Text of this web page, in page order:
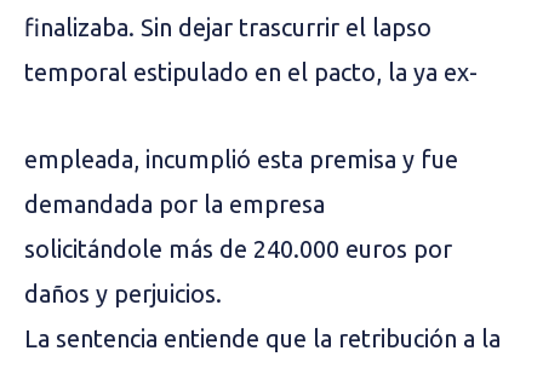
finalizaba. Sin dejar trascurrir el lapso
temporal estipulado en el pacto, la ya ex-
empleada, incumplió esta premisa y fue
demandada por la empresa
solicitándole más de 240.000 euros por
daños y perjuicios.
La sentencia entiende que la retribución a la